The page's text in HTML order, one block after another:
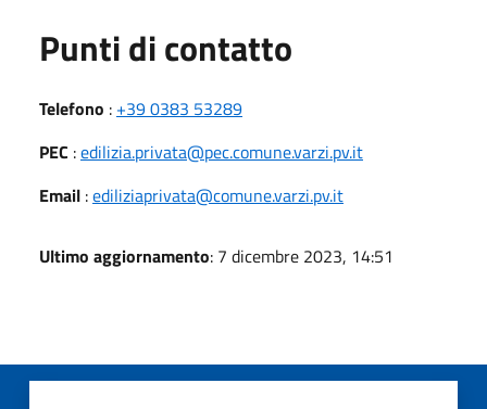
Punti di contatto
Telefono : +39 0383 53289
PEC :edilizia.privata@pec.comune.varzi.pv.it
Email :ediliziaprivata@comune.varzi.pv.it
Ultimo aggiornamento: 7 dicembre 2023, 14:51